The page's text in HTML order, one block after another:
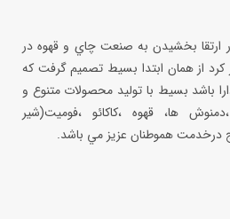
۱۳۶۹ به منظور ارتقا بخشيدن به صنعت چاي و قهوه در
كرد از همان ابتدا بسيط تصميم گرفت كه
باشد بسيط با توليد محصولات متنوع و
ها، قهوه ،كاكائو ،فوميت(شير
درخدمت هموطنان عزيز مي باشد.